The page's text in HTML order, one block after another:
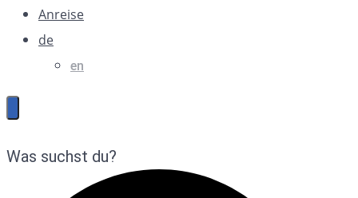
Anreise
de
en
Was suchst du?